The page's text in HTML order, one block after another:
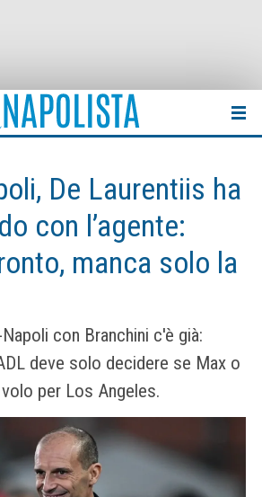
De Laurentiis ha
con l’agente:
manca solo la
con Branchini c'è già:
deve solo decidere se Max o
per Los Angeles.